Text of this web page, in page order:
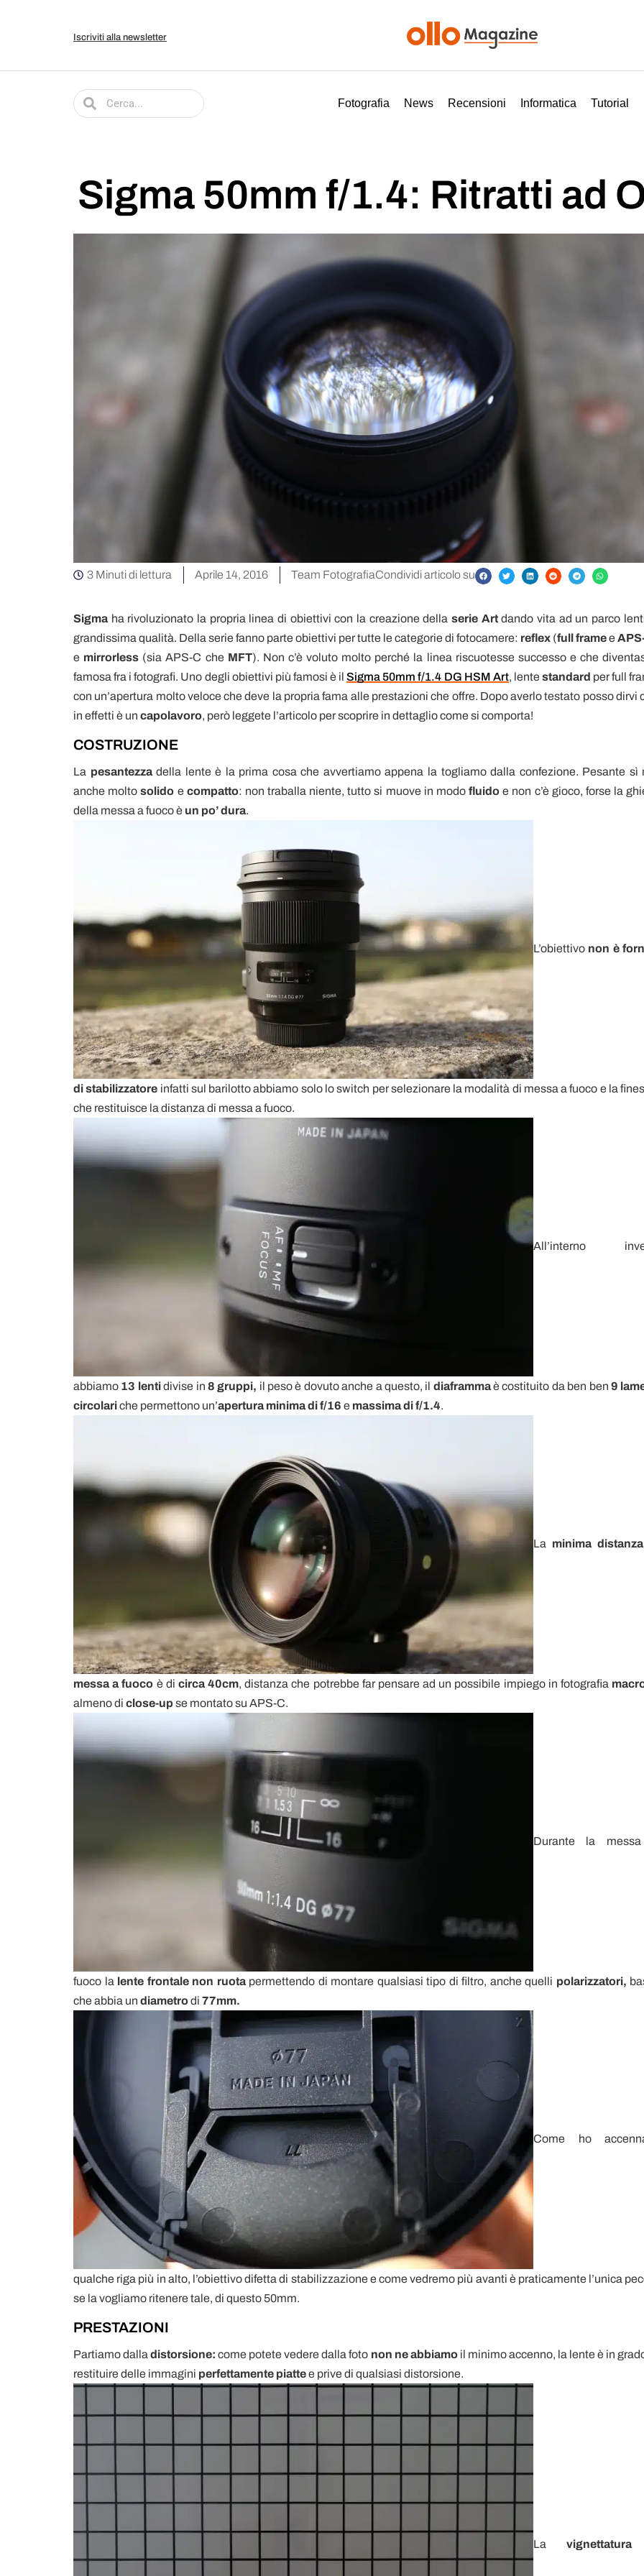
Iscriviti alla newsletter
Fotografia News Recensioni Informatica Tutorial
Sigma 50mm f/1.4: Ritratti ad
3 Minuti di lettura Aprile 14, 2016 Team FotografiaCondividi articolo su
Sigma ha rivoluzionato la propria linea di obiettivi con la creazione della serie Artdando vita ad un parco
grandissima qualità. Della serie fanno parte obiettivi per tutte le categorie di fotocamere: reflex (full framee
e mirrorless (sia APS-C che MFT). Non c’è voluto molto perché la linea riscuotesse successo e che
famosa fra i fotografi. Uno degli obiettivi più famosi è ilSigma 50mm f/1.4 DG HSM Art, lente standard per full
con un’apertura molto veloce che deve la propria fama alle prestazioni che offre. Dopo averlo testato posso dirvi
in effetti è un capolavoro, però leggete l’articolo per scoprire in dettaglio come si comporta!
COSTRUZIONE
La pesantezzadella lente è la prima cosa che avvertiamo appena la togliamo dalla confezione. Pesante sì
anche moltosolido e compatto: non traballa niente, tutto si muove in modofluido e non c’è gioco, forse la
della messa a fuoco è un po’ dura.
L’obiettivo non è
distabilizzatore infatti sul barilotto abbiamo solo lo switch per selezionare la modalità di messa a fuoco e la
che restituisce la distanza di messa a fuoco.
All’interno
abbiamo 13 lentidivise in 8 gruppi, il peso è dovuto anche a questo, il diaframmaè costituito da ben ben 9
circolariche permettono un’apertura minima di f/16 e massima di f/1.4.
La minima distanza
messa a fuoco è di circa 40cm, distanza che potrebbe far pensare ad un possibile impiego in fotografia
almeno di close-up se montato su APS-C.
Durante la
fuoco la lente frontale non ruotapermettendo di montare qualsiasi tipo di filtro, anche quelli polarizzatori,
che abbia un diametrodi 77mm.
Come ho
qualche riga più in alto, l’obiettivo difetta di stabilizzazione e come vedremo più avanti è praticamente l’unica
se la vogliamo ritenere tale, di questo 50mm.
PRESTAZIONI
Partiamo dalladistorsione: come potete vedere dalla foto non ne abbiamoil minimo accenno, la lente è in
restituire delle immagini perfettamente piattee prive di qualsiasi distorsione.
Lavignettatura